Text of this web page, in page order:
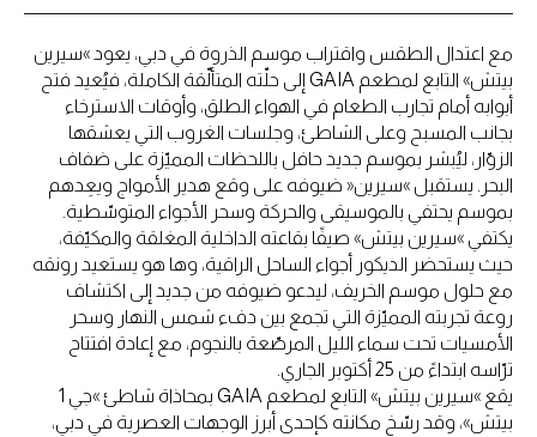
مع اعتدال الطقس واقتراب موسم الذروة في دبي، يعود »سيرين
بيتش» التابع لمطعم GAIA إلى حلّته المتألّقة الكاملة، فيُعيد فتح
أبوابه أمام تجارب الطعام في الهواء الطلق، وأوقات الاسترخاء
بجانب المسبح وعلى الشاطئ، وجلسات الغروب التي يعشقها
الزوّار، ليُبشر بموسم جديد حافل باللحظات المميّزة على ضفاف
البحر. يستقبل »سيرين« ضيوفه على وقع هدير الأمواج ويعِدهم
بموسم يحتفي بالموسيقى والحركة وسحر الأجواء المتوسّطية.
يكتفي »سيرين بيتش» صيفًا بقاعته الداخلية المغلقة والمكيّفة،
حيث يستحضر الديكور أجواء الساحل الراقية، وها هو يستعيد رونقه
مع حلول موسم الخريف، ليدعو ضيوفه من جديد إلى اكتشاف
روعة تجربته المميّزة التي تجمع بين دفء شمس النهار وسحر
الأمسيات تحت سماء الليل المرصّعة بالنجوم، مع إعادة افتتاح
ترّاسه ابتداءً من 25 أكتوبر الجاري.
يقع »سيرين بيتش» التابع لمطعم GAIA بمحاذاة شاطئ »جي 1
بيتش»، وقد رسّخ مكانته كإحدى أبرز الوجهات العصرية في دبي،